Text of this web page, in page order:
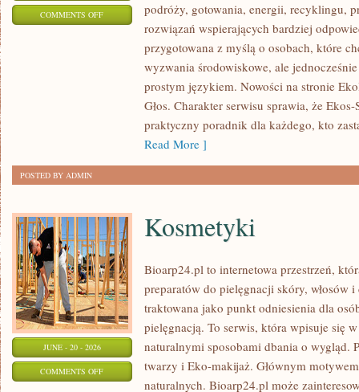
COMMENTS OFFON
TECHNOLOGIE
podróży, gotowania, energii, recyklingu,
rozwiązań wspierających bardziej
przygotowana z myślą o osobach, które
wyzwania środowiskowe, ale
prostym językiem. Nowości na stronie
Głos. Charakter serwisu sprawia, że
praktyczny poradnik dla każdego, kto
Read More ]
POSTED BY ADMIN
JUNE - 20 - 2026
COMMENTS OFFON
Kosmetyki
Bioarp24.pl to internetowa przestrzeń,
preparatów do pielęgnacji skóry, włosów i
traktowana jako punkt odniesienia dla
pielęgnacją. To serwis, która wpisuje się
naturalnymi sposobami dbania o wygląd.
twarzy i Eko-makijaż. Głównym
naturalnych. Bioarp24.pl może